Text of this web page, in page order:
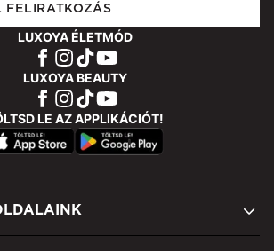
FELIRATKOZÁS
LUXOYA ÉLETMÓD
LUXOYA BEAUTY
LE AZ APPLIKÁCIÓT!